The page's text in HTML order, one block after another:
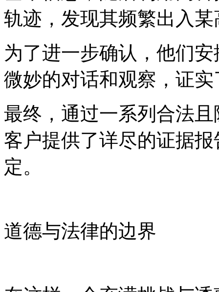
轨迹，发现其频繁出入
为了进一步确认，他们
微妙的对话和观察，证
最终，通过一系列合法
客户提供了详尽的证据
定。
道德与法律的边界